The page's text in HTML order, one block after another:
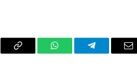
البريد
تيلقرام واتساب
Copy